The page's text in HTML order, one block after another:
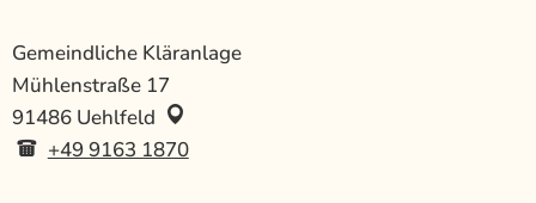
Gemeindliche Kläranlage
Mühlenstraße 17
91486 Uehlfeld
+49 9163 1870